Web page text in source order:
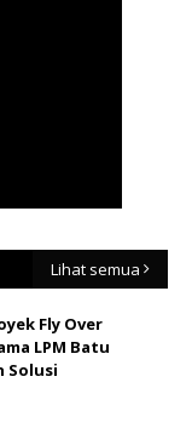
Lihat semua
Fly Over
LPM Batu
Solusi